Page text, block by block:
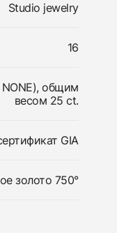
Studio jewelry
16
общим
весом 25 ct.
GIA
золото 750°